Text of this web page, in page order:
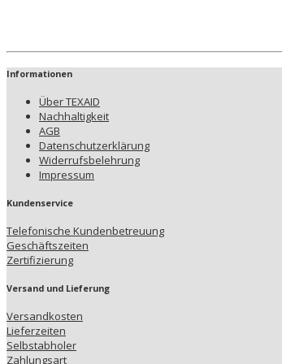
Informationen
Über TEXAID
Nachhaltigkeit
AGB
Datenschutzerklärung
Widerrufsbelehrung
Impressum
Kundenservice
Telefonische Kundenbetreuung
Geschäftszeiten
Zertifizierung
Versand und Lieferung
Versandkosten
Lieferzeiten
Selbstabholer
Zahlungsart